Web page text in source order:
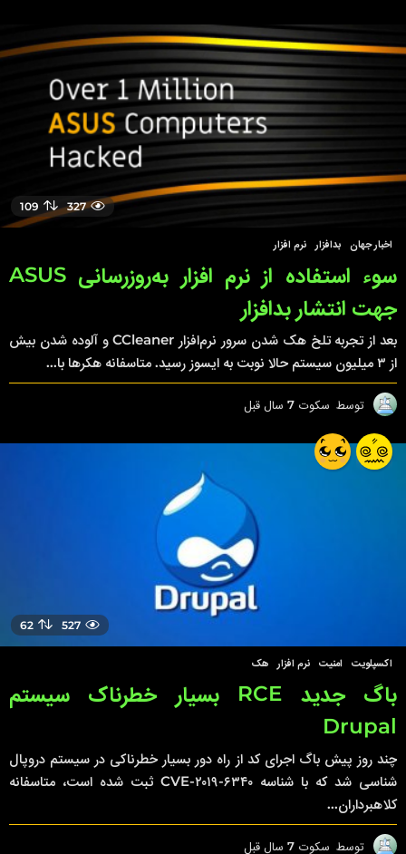
ل
ق
ب
ل
327
109
اخبار جهان ,
بدافزار ,
نرم افزار
سوء استفاده از نرم افزار به‌روزرسانی ASUS
جهت انتشار بدافزار
بعد از تجربه تلخ هک شدن سرور نرم‌افزار CCleaner و آلوده شدن بیش
از ۳ میلیون سیستم حالا نوبت به ایسوز رسید. متاسفانه هکرها با...
توسط سکوت 7 سال قبل
ل
527
62
اکسپلویت ,
امنیت ,
نرم افزار ,
هک
باگ جدید RCE بسیار خطرناک سیستم
Drupal
چند روز پیش باگ اجرای کد از راه دور بسیار خطرناکی در سیستم دروپال
شناسی شد که با شناسه CVE-۲۰۱۹-۶۳۴۰ ثبت شده است، متاسفانه
کلاهبرداران...
توسط سکوت 7 سال قبل